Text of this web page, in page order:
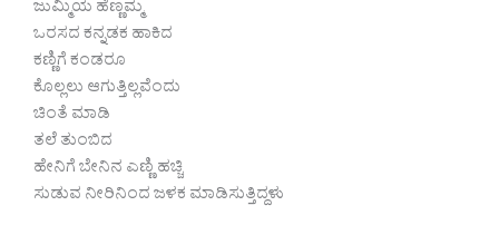
ಜುಮ್ಮಿಯ ಹೆಣ್ಣಮ್ಮ
ಒರಸದ ಕನ್ನಡಕ ಹಾಕಿದ
ಕಣ್ಣಿಗೆ ಕಂಡರೂ
ಕೊಲ್ಲಲು ಆಗುತ್ತಿಲ್ಲವೆಂದು
ಚಿಂತೆ ಮಾಡಿ
ತಲೆ ತುಂಬಿದ
ಹೇನಿಗೆ ಬೇನಿನ ಎಣ್ಣಿ ಹಚ್ಚಿ
ಸುಡುವ ನೀರಿನಿಂದ ಜಳಕ ಮಾಡಿಸುತ್ತಿದ್ದಳು